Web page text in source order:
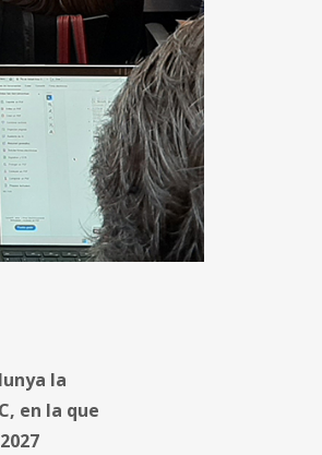
la
en la que